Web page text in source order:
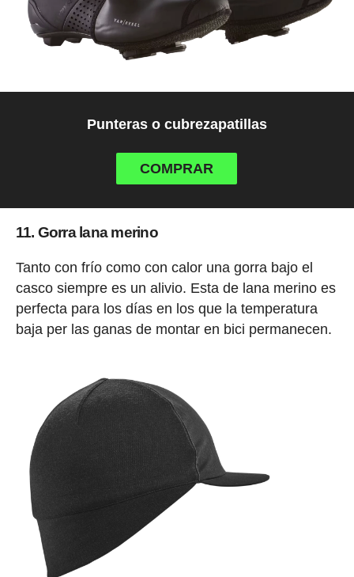
Punteras o cubrezapatillas
COMPRAR
11. Gorra lana merino
Tanto con frío como con calor una gorra bajo el
casco siempre es un alivio. Esta de lana merino es
perfecta para los días en los que la temperatura
baja per las ganas de montar en bici permanecen.